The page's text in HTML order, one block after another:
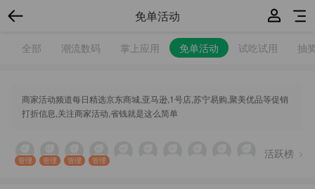
免单活动
全部 潮流数码 掌上应用 免单活动 试吃试用 抽
商家活动频道每日精选京东商城,亚马逊,1号店,苏宁易购,聚美优品等促销
打折信息,关注商家活动,省钱就是这么简单
活跃榜
管理 管理 管理 管理